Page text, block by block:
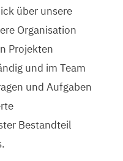
über unsere
Organisation
Projekten
und im Team
und Aufgaben
Bestandteil